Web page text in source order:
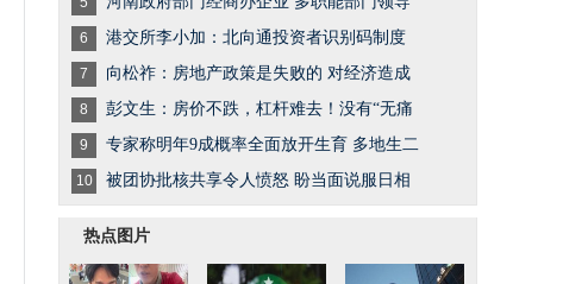
6 港交所李小加：北向通投资者识别码制度
7 向松祚：房地产政策是失败的 对经济造成
8 彭文生：房价不跌，杠杆难去！没有“无痛
9 专家称明年9成概率全面放开生育 多地生二
10 被团协批核共享令人愤怒 盼当面说服日相
热点图片